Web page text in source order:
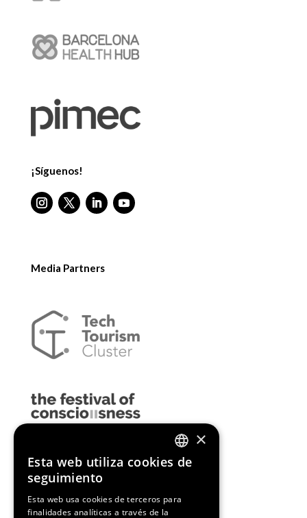
¡Síguenos!
Media Partners
ENGLISH
×
Esta web utiliza cookies de
seguimiento
Esta web usa cookies de terceros para
finalidades analíticas a través de la